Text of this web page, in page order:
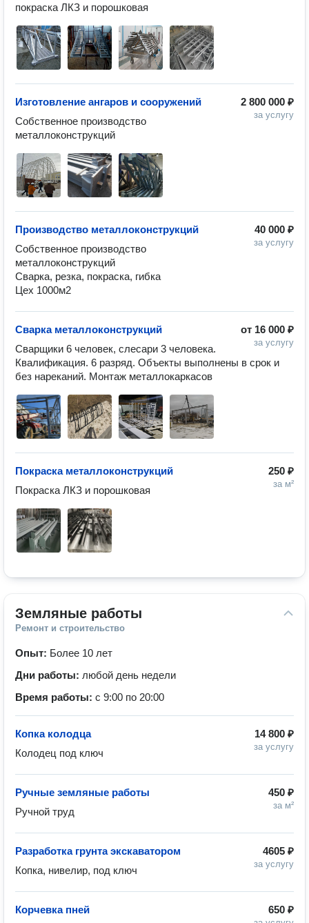
покраска ЛКЗ и порошковая
2 800 000 ₽
за услугу
Изготовление ангаров и сооружений
Собственное производство
металлоконструкций
40 000 ₽
за услугу
Производство металлоконструкций
Собственное производство
металлоконструкций
Сварка, резка, покраска, гибка
Цех 1000м2
от 16 000 ₽
за услугу
Сварка металлоконструкций
Сварщики 6 человек, слесари 3 человека.
Квалификация. 6 разряд. Объекты выполнены в срок и
без нареканий. Монтаж металлокаркасов
250 ₽
за м²
Покраска металлоконструкций
Покраска ЛКЗ и порошковая
Земляные работы
Ремонт и строительство
Опыт: Более 10 лет
Дни работы: любой день недели
Время работы: с 9:00 по 20:00
14 800 ₽
за услугу
Копка колодца
Колодец под ключ
450 ₽
за м²
Ручные земляные работы
Ручной труд
4605 ₽
за услугу
Разработка грунта экскаватором
Копка, нивелир, под ключ
650 ₽
Корчевка пней